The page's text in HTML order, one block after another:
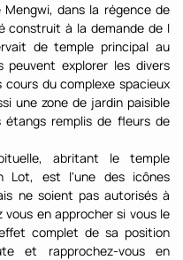
dans la régence de
construit à la demande de I
de temple principal au
peuvent explorer les divers
du complexe spacieux
une zone de jardin paisible
remplis de fleurs de
abritant le temple
Lot, est l'une des icônes
ne soient pas autorisés à
en approcher si vous le
complet de sa position
et rapprochez-vous en